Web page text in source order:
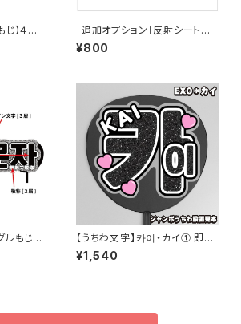
】４連
［追加オプション］反射シートに
変更【プリントうちわ文字】
¥800
もじ】４
リントう
【うちわ文字】카이・カイ① 即納
【EXO】
¥1,540